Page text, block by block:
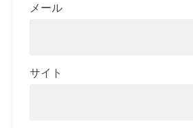
メール
サイト